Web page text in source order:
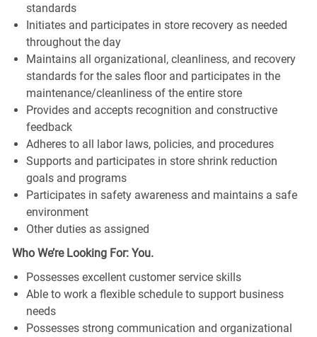
standards
Initiates and participates in store recovery as needed
throughout the day
Maintains all organizational, cleanliness, and recovery
standards for the sales floor and participates in the
maintenance/cleanliness of the entire store
Provides and accepts recognition and constructive
feedback
Adheres to all labor laws, policies, and procedures
Supports and participates in store shrink reduction
goals and programs
Participates in safety awareness and maintains a safe
environment
Other duties as assigned
Who We’re Looking For: You.
Possesses excellent customer service skills
Able to work a flexible schedule to support business
needs
Possesses strong communication and organizational